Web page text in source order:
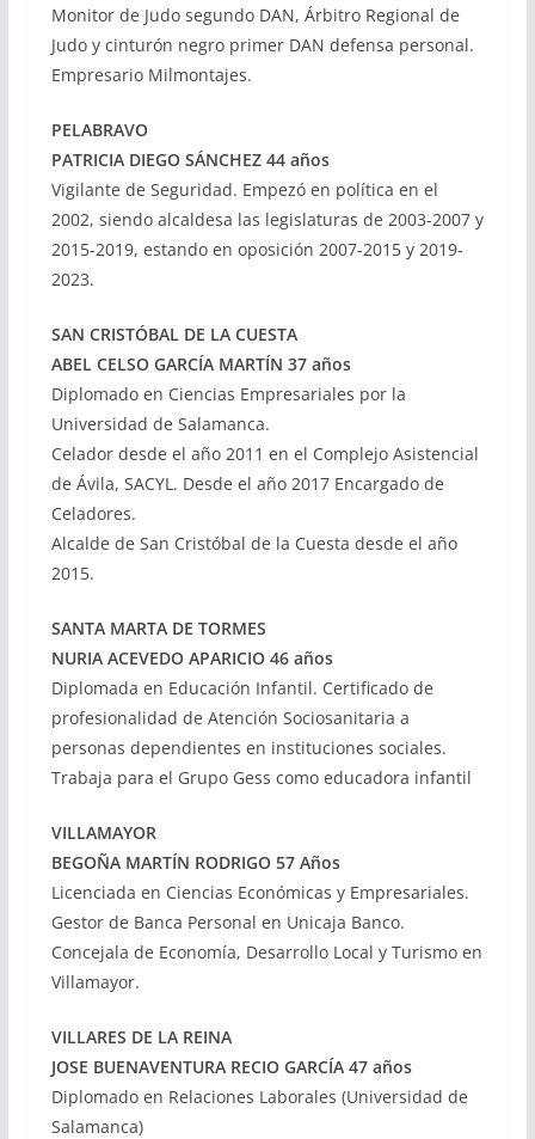
Monitor de Judo segundo DAN, Árbitro Regional de
Judo y cinturón negro primer DAN defensa personal.
Empresario Milmontajes.
PELABRAVO
PATRICIA DIEGO SÁNCHEZ 44 años
Vigilante de Seguridad. Empezó en política en el
2002, siendo alcaldesa las legislaturas de 2003-2007 y
2015-2019, estando en oposición 2007-2015 y 2019-
2023.
SAN CRISTÓBAL DE LA CUESTA
ABEL CELSO GARCÍA MARTÍN 37 años
Diplomado en Ciencias Empresariales por la
Universidad de Salamanca.
Celador desde el año 2011 en el Complejo Asistencial
de Ávila, SACYL. Desde el año 2017 Encargado de
Celadores.
Alcalde de San Cristóbal de la Cuesta desde el año
2015.
SANTA MARTA DE TORMES
NURIA ACEVEDO APARICIO 46 años
Diplomada en Educación Infantil. Certificado de
profesionalidad de Atención Sociosanitaria a
personas dependientes en instituciones sociales.
Trabaja para el Grupo Gess como educadora infantil
VILLAMAYOR
BEGOÑA MARTÍN RODRIGO 57 Años
Licenciada en Ciencias Económicas y Empresariales.
Gestor de Banca Personal en Unicaja Banco.
Concejala de Economía, Desarrollo Local y Turismo en
Villamayor.
VILLARES DE LA REINA
JOSE BUENAVENTURA RECIO GARCÍA 47 años
Diplomado en Relaciones Laborales (Universidad de
Salamanca)